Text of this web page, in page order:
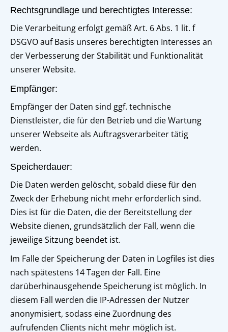
Rechtsgrundlage und berechtigtes Interesse:
Die Verarbeitung erfolgt gemäß Art. 6 Abs. 1 lit. f
DSGVO auf Basis unseres berechtigten Interesses an
der Verbesserung der Stabilität und Funktionalität
unserer Website.
Empfänger:
Empfänger der Daten sind ggf. technische
Dienstleister, die für den Betrieb und die Wartung
unserer Webseite als Auftragsverarbeiter tätig
werden.
Speicherdauer:
Die Daten werden gelöscht, sobald diese für den
Zweck der Erhebung nicht mehr erforderlich sind.
Dies ist für die Daten, die der Bereitstellung der
Website dienen, grundsätzlich der Fall, wenn die
jeweilige Sitzung beendet ist.
Im Falle der Speicherung der Daten in Logfiles ist dies
nach spätestens 14 Tagen der Fall. Eine
darüberhinausgehende Speicherung ist möglich. In
diesem Fall werden die IP-Adressen der Nutzer
anonymisiert, sodass eine Zuordnung des
aufrufenden Clients nicht mehr möglich ist.